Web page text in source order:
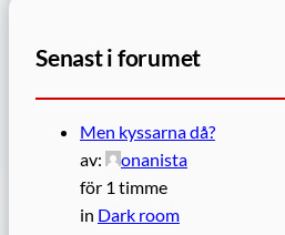
Senast i forumet
Men kyssarna då?
av:
onanista
för 1 timme
in Dark room